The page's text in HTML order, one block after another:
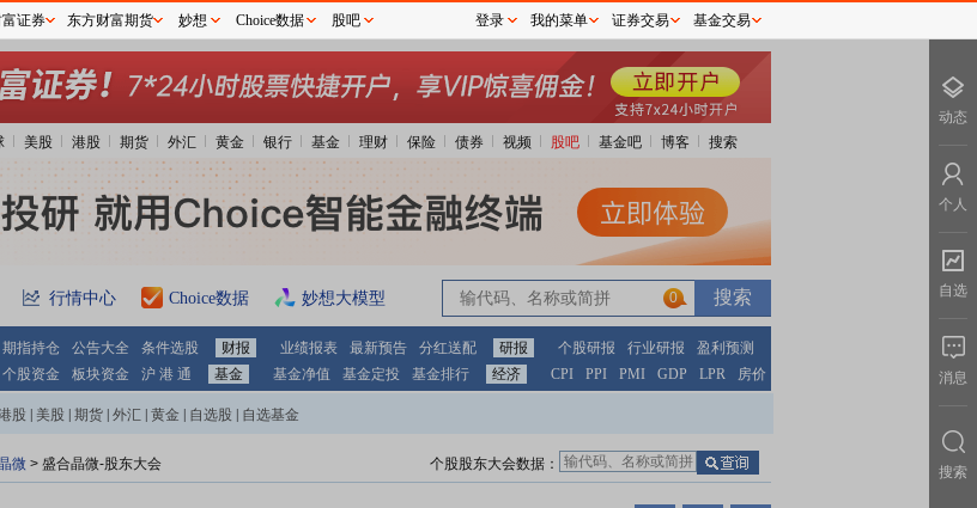
美股 港股 期货 外汇 黄金 银行 基金 理财 保险 债券 视频 股吧 基金吧 博客 搜索
行情中心 Choice数据 妙想大模型 0
期指持仓 公告大全 条件选股 财报 业绩报表 最新预告 分红送配 研报 个股研报 行业研报
盈利预测
个股资金 板块资金 沪 港 通 基金 基金净值 基金定投 基金排行 经济 CPI PPI PMI GDP LPR 房价
股 美股 期货 外汇 黄金 自选股 自选基金
微 > 盛合晶微-股东大会 个股股东大会数据：
证券 东方财富期货 妙想 Choice数据 股吧 登录 我的菜单 证券交易 基金交易
动态
个人
自选
消息
搜索